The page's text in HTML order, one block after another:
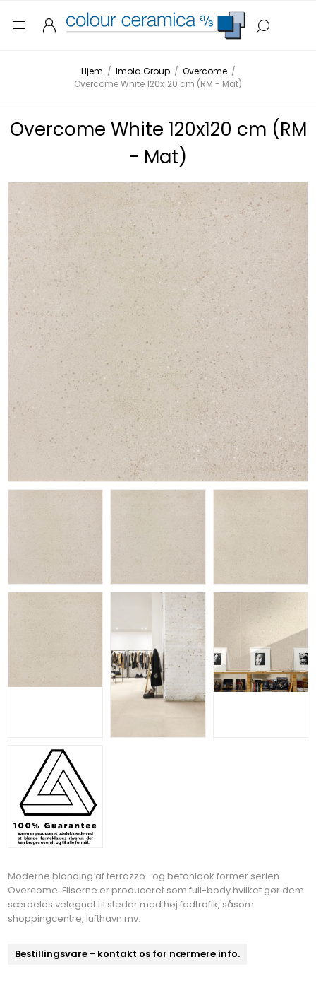
Hjem / Imola Group / Overcome /
Overcome White 120x120 cm (RM - Mat)
Overcome White 120x120 cm (RM
- Mat)
Moderne blanding af terrazzo- og betonlook former serien
Overcome. Fliserne er produceret som full-body hvilket gør dem
særdeles velegnet til steder med høj fodtrafik, såsom
shoppingcentre, lufthavn mv.
Bestillingsvare - kontakt os for nærmere info.